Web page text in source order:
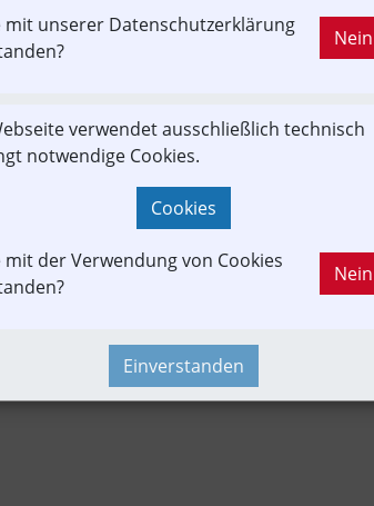
Konzept | Studien | Statistik
Verkehrspolitik
mit unserer Datenschutzerklärung
Nein
verwendet ausschließlich technisch
notwendige Cookies.
Cookies
mit der Verwendung von Cookies
Nein
Einverstanden